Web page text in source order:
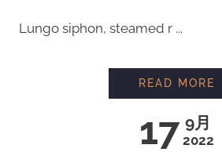
Lungo siphon, steamed r ...
17 9月
2022
READ MORE